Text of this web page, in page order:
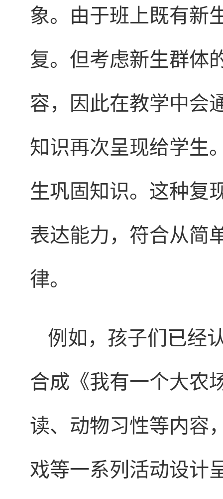
象。由于班上既有新
复。但考虑新生群体
容，因此在教学中会
知识再次呈现给学生
生巩固知识。这种复
表达能力，符合从简
律。
例如，孩子们已经
合成《我有一个大农
读、动物习性等内容
戏等一系列活动设计